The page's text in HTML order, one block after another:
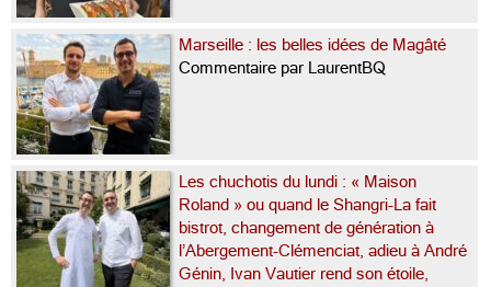
Marseille : les belles idées de Magâté
Commentaire par LaurentBQ
Les chuchotis du lundi : « Maison
Roland » ou quand le Shangri-La fait
bistrot, changement de génération à
l’Abergement-Clémenciat, adieu à André
Génin, Ivan Vautier rend son étoile,